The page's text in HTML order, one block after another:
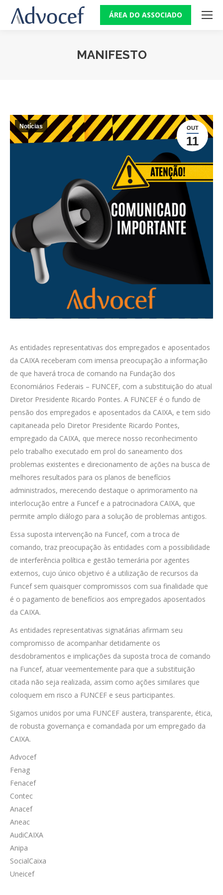
ÁREA DO ASSOCIADO
MANIFESTO
OUT
11
Notícias
As entidades representativas dos empregados e aposentados
da CAIXA receberam com imensa preocupação a informação
de que haverá troca de comando na Fundação dos
Economiários Federais – FUNCEF, com a substituição do atual
Diretor Presidente Ricardo Pontes. A FUNCEF é o fundo de
pensão dos empregados e aposentados da CAIXA, e tem sido
capitaneada pelo Diretor Presidente Ricardo Pontes,
empregado da CAIXA, que merece nosso reconhecimento
pelo trabalho executado em prol do saneamento dos
problemas existentes e direcionamento de ações na busca de
melhores resultados para os planos de benefícios
administrados, merecendo destaque o aprimoramento na
interlocução entre a Funcef e a patrocinadora CAIXA, que
permite amplo diálogo para a solução de problemas antigos.
Essa suposta intervenção na Funcef, com a troca de
comando, traz preocupação às entidades com a possibilidade
de interferência política e gestão temerária por agentes
externos, cujo único objetivo é a utilização de recursos da
Funcef sem quaisquer compromissos com sua finalidade que
é o pagamento de benefícios aos empregados aposentados
da CAIXA.
As entidades representativas signatárias afirmam seu
compromisso de acompanhar detidamente os
desdobramentos e implicações da suposta troca de comando
na Funcef, atuar veementemente para que a substituição
citada não seja realizada, assim como ações similares que
coloquem em risco a FUNCEF e seus participantes.
Sigamos unidos por uma FUNCEF austera, transparente, ética,
de robusta governança e comandada por um empregado da
CAIXA.
Advocef
Fenag
Fenacef
Contec
Anacef
Aneac
AudiCAIXA
Anipa
SocialCaixa
Uneicef